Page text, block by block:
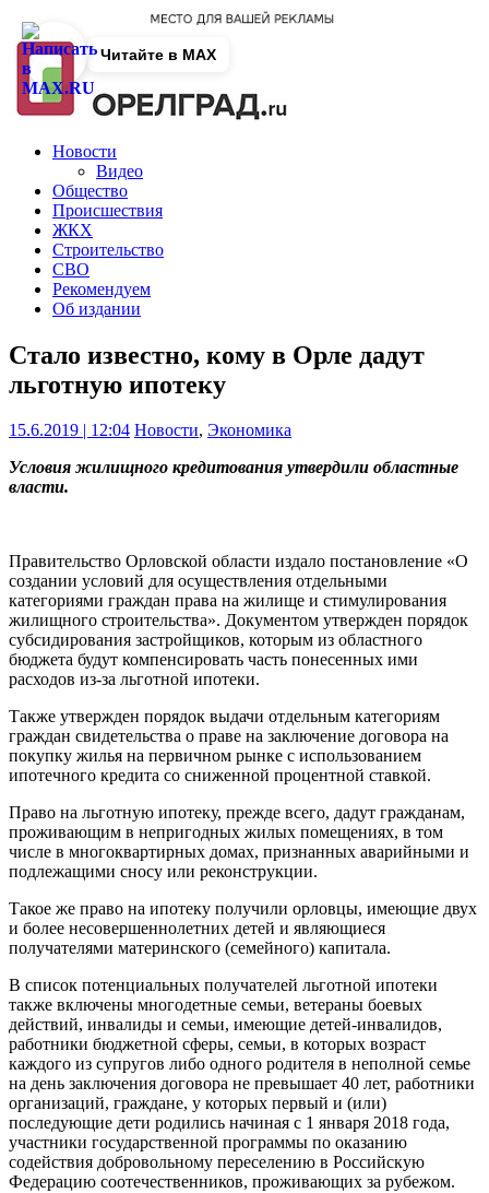
Новости
Видео
Общество
Происшествия
ЖКХ
Строительство
СВО
Рекомендуем
Об издании
Стало известно, кому в Орле дадут
льготную ипотеку
15.6.2019 | 12:04 Новости, Экономика
Условия жилищного кредитования утвердили областные
власти.
Правительство Орловской области издало постановление «О
создании условий для осуществления отдельными
категориями граждан права на жилище и стимулирования
жилищного строительства». Документом утвержден порядок
субсидирования застройщиков, которым из областного
бюджета будут компенсировать часть понесенных ими
расходов из-за льготной ипотеки.
Также утвержден порядок выдачи отдельным категориям
граждан свидетельства о праве на заключение договора на
покупку жилья на первичном рынке с использованием
ипотечного кредита со сниженной процентной ставкой.
Право на льготную ипотеку, прежде всего, дадут гражданам,
проживающим в непригодных жилых помещениях, в том
числе в многоквартирных домах, признанных аварийными и
подлежащими сносу или реконструкции.
Такое же право на ипотеку получили орловцы, имеющие двух
и более несовершеннолетних детей и являющиеся
получателями материнского (семейного) капитала.
В список потенциальных получателей льготной ипотеки
также включены многодетные семьи, ветераны боевых
действий, инвалиды и семьи, имеющие детей-инвалидов,
работники бюджетной сферы, семьи, в которых возраст
каждого из супругов либо одного родителя в неполной семье
на день заключения договора не превышает 40 лет, работники
организаций, граждане, у которых первый и (или)
последующие дети родились начиная с 1 января 2018 года,
участники государственной программы по оказанию
содействия добровольному переселению в Российскую
Федерацию соотечественников, проживающих за рубежом.
Читайте в MAX